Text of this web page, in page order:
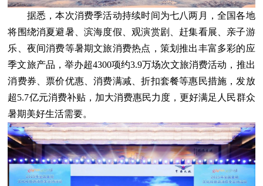
据悉，本次消费季活动持续时间为七八两月，全国各地
将围绕消夏避暑、滨海度假、观演赏剧、赶集看展、亲子游
乐、夜间消费等暑期文旅消费热点，策划推出丰富多彩的应
季文旅产品，举办超4300项约3.9万场次文旅消费活动，推出
消费券、票价优惠、消费满减、折扣套餐等惠民措施，发放
超5.7亿元消费补贴，加大消费惠民力度，更好满足人民群众
暑期美好生活需要。